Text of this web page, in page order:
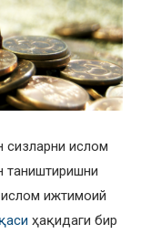
сизларни ислом
таништиришни
ижтимоий
ҳақидаги бир